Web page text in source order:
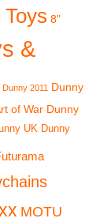
8"
&
Dunny 2011 Dunny
of War Dunny
UK Dunny
MOTU